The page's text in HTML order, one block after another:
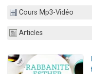
Cours Mp3-Vidéo
Articles